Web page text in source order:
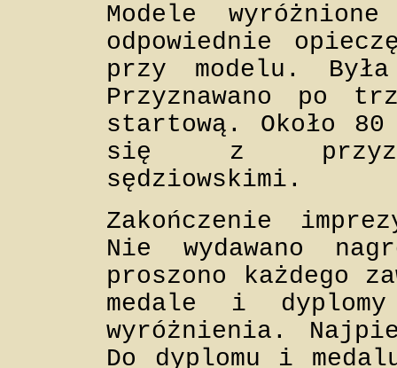
Modele
odpowiednie
przy modelu.
Przyznawano po
startową. Około 80
się z
sędziowskimi.
Zakończenie
Nie wydawano
proszono każdego
medale i
wyróżnienia.
Do dyplomu i